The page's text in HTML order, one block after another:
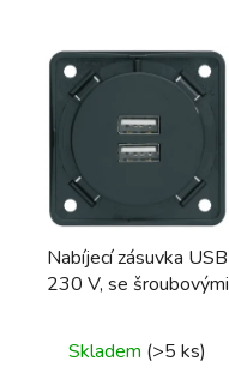
Nabíjecí zásuvka USB
230 V, se šroubovými
Berker Integro,
antracitově matná
Skladem (>5 ks)